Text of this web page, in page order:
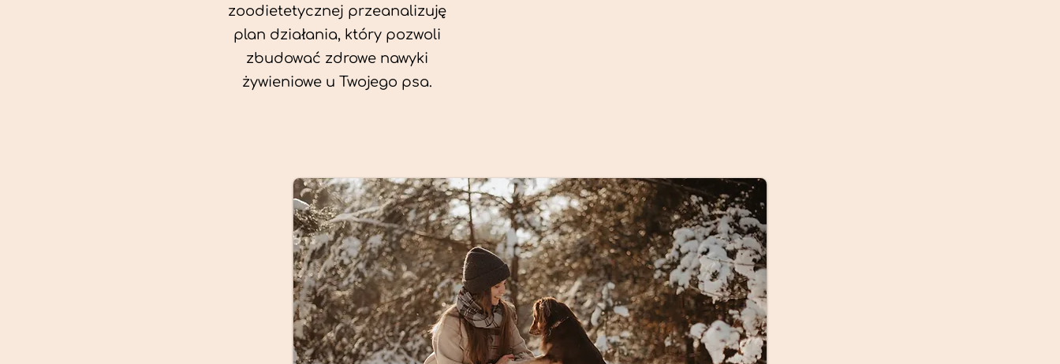
zoodietetycznej przeanalizuję
plan działania, który pozwoli
zbudować zdrowe nawyki
żywieniowe u Twojego psa.